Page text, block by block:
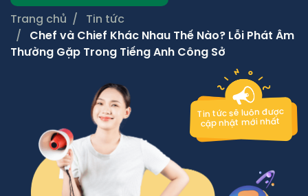
Trang chủ
Tin tức
Chef và Chief Khác Nhau Thế Nào? Lỗi Phát Âm
Thường Gặp Trong Tiếng Anh Công Sở
Tin tức sẽ luôn được
cập nhật mới nhất